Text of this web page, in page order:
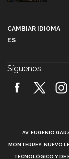
CAMBIAR IDIOMA
ES
Síguenos
AV. EUGENIO
MONTERREY, NUEVO
TECNOLÓGICO Y DE